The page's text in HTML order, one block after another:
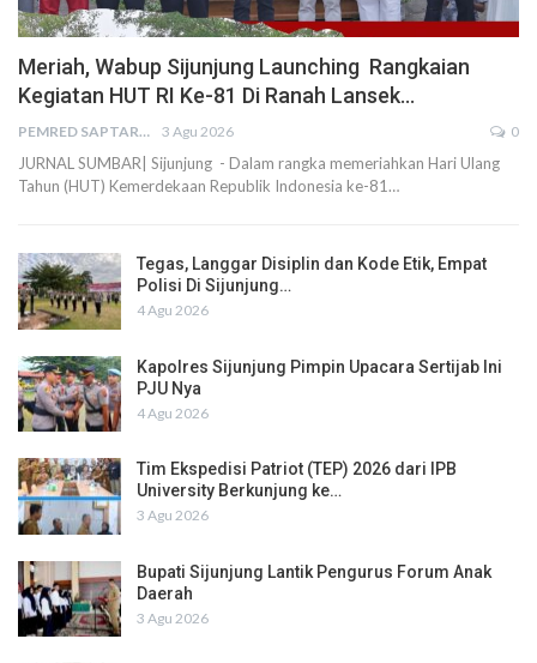
Meriah, Wabup Sijunjung Launching Rangkaian
Kegiatan HUT RI Ke-81 Di Ranah Lansek…
PEMRED SAPTARIUS 3 Agu 2026 0
JURNAL SUMBAR| Sijunjung - Dalam rangka memeriahkan Hari Ulang
Tahun (HUT) Kemerdekaan Republik Indonesia ke-81…
Tegas, Langgar Disiplin dan Kode Etik, Empat
Polisi Di Sijunjung…
4 Agu 2026
Kapolres Sijunjung Pimpin Upacara Sertijab Ini
PJU Nya
4 Agu 2026
Tim Ekspedisi Patriot (TEP) 2026 dari IPB
University Berkunjung ke…
3 Agu 2026
Bupati Sijunjung Lantik Pengurus Forum Anak
Daerah
3 Agu 2026